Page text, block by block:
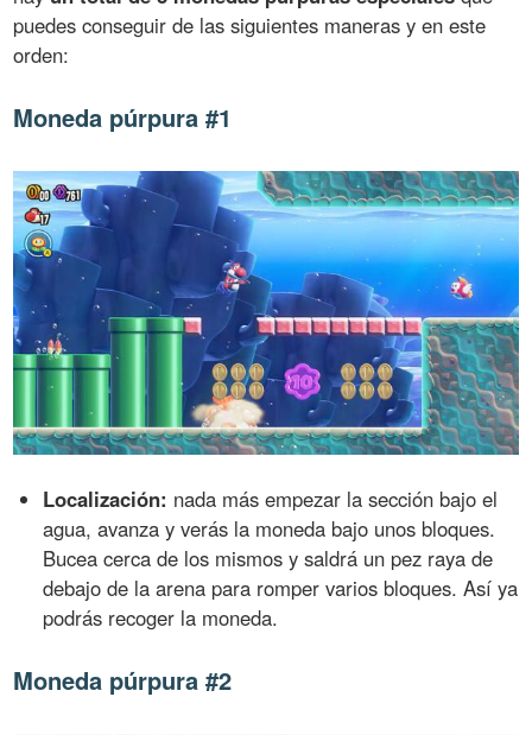
puedes conseguir de las siguientes maneras y en este
orden:
Moneda púrpura #1
Localización: nada más empezar la sección bajo el
agua, avanza y verás la moneda bajo unos bloques.
Bucea cerca de los mismos y saldrá un pez raya de
debajo de la arena para romper varios bloques. Así ya
podrás recoger la moneda.
Moneda púrpura #2